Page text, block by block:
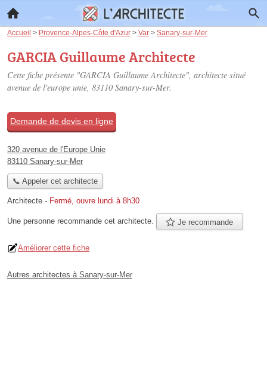
Accueil > Provence-Alpes-Côte d'Azur > Var > Sanary-sur-Mer
GARCIA Guillaume Architecte
Cette fiche présente "GARCIA Guillaume Architecte", architecte situé
avenue de l'europe unie, 83110 Sanary-sur-Mer.
Demande de devis en ligne
320 avenue de l'Europe Unie
83110 Sanary-sur-Mer
📞 Appeler cet architecte
Architecte - Fermé, ouvre lundi à 8h30
Une personne recommande cet architecte. Je recommande
Améliorer cette fiche
Autres architectes à Sanary-sur-Mer